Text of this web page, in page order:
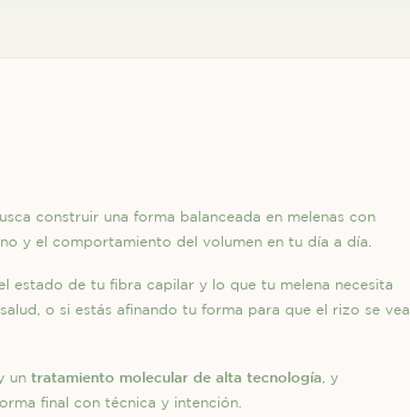
construir una forma balanceada en melenas con
y el comportamiento del volumen en tu día a día.
estado de tu fibra capilar y lo que tu melena necesita
o si estás afinando tu forma para que el rizo se vea
un tratamiento molecular de alta tecnología , y
final con técnica y intención.